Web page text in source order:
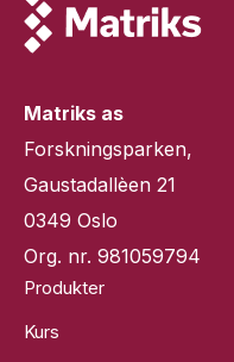
Matriks as
Forskningsparken,
Gaustadallèen 21
0349 Oslo
Org. nr. 981059794
Produkter
Kurs